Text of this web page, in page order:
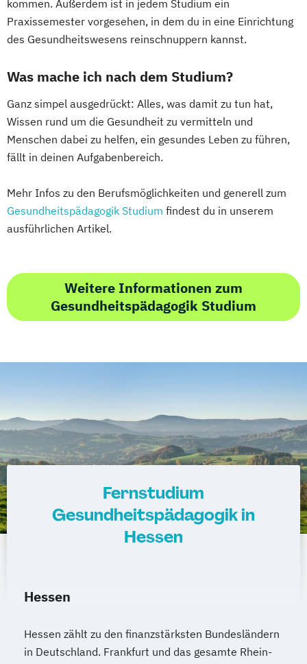
kommen. Außerdem ist in jedem Studium ein
Praxissemester vorgesehen, in dem du in eine Einrichtung
des Gesundheitswesens reinschnuppern kannst.
Was mache ich nach dem Studium?
Ganz simpel ausgedrückt: Alles, was damit zu tun hat,
Wissen rund um die Gesundheit zu vermitteln und
Menschen dabei zu helfen, ein gesundes Leben zu führen,
fällt in deinen Aufgabenbereich.
Mehr Infos zu den Berufsmöglichkeiten und generell zum
Gesundheitspädagogik Studium findest du in unserem
ausführlichen Artikel.
Weitere Informationen zum
Gesundheitspädagogik Studium
Fernstudium
Gesundheitspädagogik in
Hessen
Hessen
Hessen zählt zu den finanzstärksten Bundesländern
in Deutschland. Frankfurt und das gesamte Rhein-